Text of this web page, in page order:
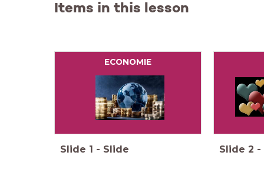
Items in this lesson
ECONOMIE
Slide 1 - Slide Slide 2 -